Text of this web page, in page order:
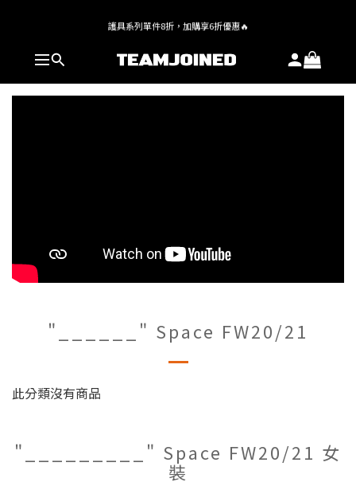
護具系列單件8折，加購享6折優惠🔥
全館 $1,380 即享免運
"______" Space FW20/21
此分類沒有商品
"_________" Space FW20/21 女
裝